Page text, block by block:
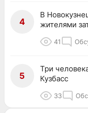
4
В
жителями
41
5
Три
Кузбасс
33